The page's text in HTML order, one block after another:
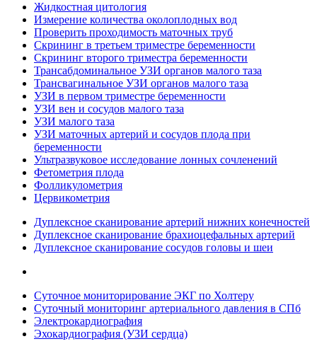
Жидкостная цитология
Измерение количества околоплодных вод
Проверить проходимость маточных труб
Скрининг в третьем триместре беременности
Скрининг второго триместра беременности
Трансабдоминальное УЗИ органов малого таза
Трансвагинальное УЗИ органов малого таза
УЗИ в первом триместре беременности
УЗИ вен и сосудов малого таза
УЗИ малого таза
УЗИ маточных артерий и сосудов плода при
беременности
Ультразвуковое исследование лонных сочленений
Фетометрия плода
Фолликулометрия
Цервикометрия
Дуплексное сканирование артерий нижних конечностей
Дуплексное сканирование брахиоцефальных артерий
Дуплексное сканирование сосудов головы и шеи
Суточное мониторирование ЭКГ по Холтеру
Суточный мониторинг артериального давления в СПб
Электрокардиография
Эхокардиография (УЗИ сердца)